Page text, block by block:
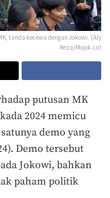
tanda kecewa dengan Jokowi. (Aly
Reza/Mojok.co)
putusan MK
2024 memicu
demo yang
Demo tersebut
Jokowi, bahkan
paham politik